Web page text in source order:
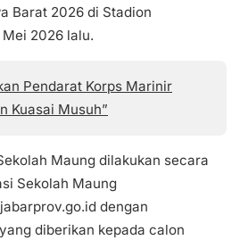
Barat 2026 di Stadion
Mei 2026 lalu.
Pendarat Korps Marinir
Kuasai Musuh”
Maung dilakukan secara
Sekolah Maung
dengan
diberikan kepada calon